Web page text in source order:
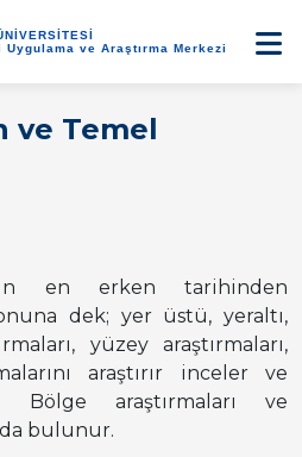
ve Araştırma Merkezi
ve Temel
en erken tarihinden
dek; yer üstü, yeraltı,
yüzey araştırmaları,
araştırır inceler ve
Bölge araştırmaları ve
bulunur.